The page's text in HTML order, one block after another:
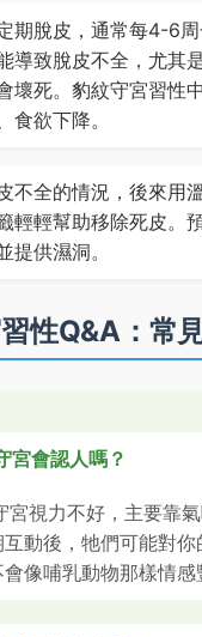
期脫皮，通常每4-6
導致脫皮不全，尤其
壞死。豹紋守宮習性
食欲下降。
不全的情況，後來用
輕輕幫助移除死皮。
提供濕洞。
性Q&A：常
宮會認人嗎？
宮視力不好，主要靠
互動後，牠們可能對你
像哺乳動物那樣情感